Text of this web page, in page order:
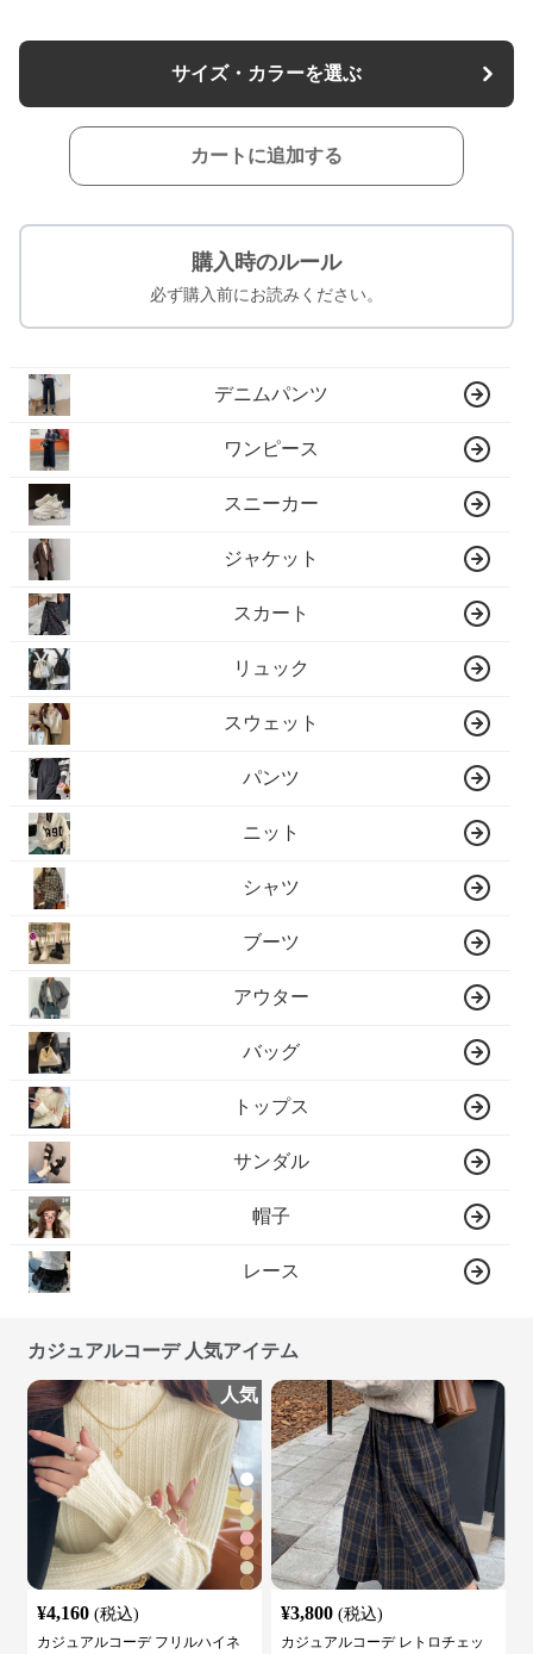
サイズ・カラーを選ぶ
カートに追加する
購入時のルール
必ず購入前にお読みください。
デニムパンツ
ワンピース
スニーカー
ジャケット
スカート
リュック
スウェット
パンツ
ニット
シャツ
ブーツ
アウター
バッグ
トップス
サンダル
帽子
レース
カジュアルコーデ 人気アイテム
人気
¥4,160 (税込)
カジュアルコーデ フリルハイネ
¥3,800 (税込)
カジュアルコーデ レトロチェッ